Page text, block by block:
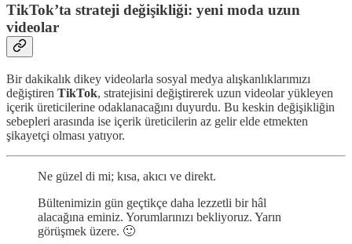
TikTok’ta strateji değişikliği: yeni moda uzun
videolar
Bir dakikalık dikey videolarla sosyal medya alışkanlıklarımızı
değiştiren TikTok, stratejisini değiştirerek uzun videolar yükleyen
içerik üreticilerine odaklanacağını duyurdu. Bu keskin değişikliğin
sebepleri arasında ise içerik üreticilerin az gelir elde etmekten
şikayetçi olması yatıyor.
Ne güzel di mi; kısa, akıcı ve direkt.
Bültenimizin gün geçtikçe daha lezzetli bir hâl
alacağına eminiz. Yorumlarınızı bekliyoruz. Yarın
görüşmek üzere. 🙂